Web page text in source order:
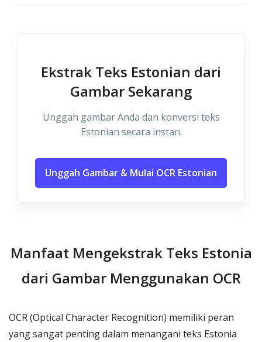
Ekstrak Teks Estonian dari
Gambar Sekarang
Unggah gambar Anda dan konversi teks
Estonian secara instan.
Unggah Gambar & Mulai OCR Estonian
Manfaat Mengekstrak Teks Estonia
dari Gambar Menggunakan OCR
OCR (Optical Character Recognition) memiliki peran
yang sangat penting dalam menangani teks Estonia